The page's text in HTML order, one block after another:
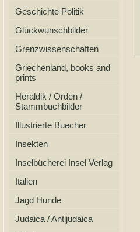
Geschichte Politik
Glückwunschbilder
Grenzwissenschaften
Griechenland, books and
prints
Heraldik / Orden /
Stammbuchbilder
Illustrierte Buecher
Insekten
Inselbücherei Insel Verlag
Italien
Jagd Hunde
Judaica / Antijudaica